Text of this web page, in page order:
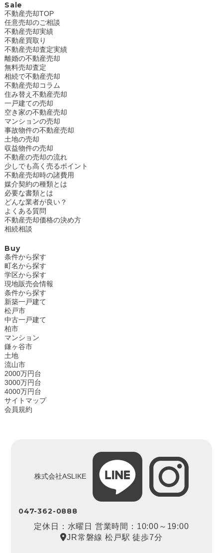
Sale
不動産売却TOP
任意売却のご相談
不動産売却実績
不動産買取り
不動産売却査定実績
離婚の不動産売却
無料売却査定
相続で不動産売却
不動産売却コラム
住み替え不動産売却
一戸建ての売却
空き家の不動産売却
マンションの売却
事故物件の不動産売却
土地の売却
収益物件の売却
不動産の売却の流れ
少しでも高く売るポイント
不動産売却時の諸費用
媒介契約の種類とは
必要な書類とは
どんな業者が良い？
よくある質問
不動産売却価格の決め方
相続相談
Buy
条件から探す
町名から探す
学区から探す
現地販売会情報
条件から探す
新築一戸建て
松戸市
中古一戸建て
柏市
マンション
鎌ヶ谷市
土地
流山市
2000万円台
3000万円台
4000万円台
サイトマップ
会員規約
株式会社ASLIKE
047-362-0888
定休日：水曜日 営業時間：10:00～19:00
JR常磐線 松戸駅 徒歩7分